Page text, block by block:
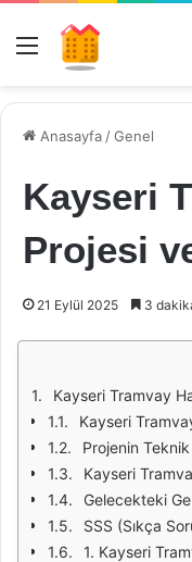
Menü
Anasayfa /Genel
Kayseri
Projesi
21 Eylül 2025 3
Kayseri Tramvay
Kayseri
Projenin
Kayseri
Gelecekteki
SSS (Sıkça
1. Kayseri